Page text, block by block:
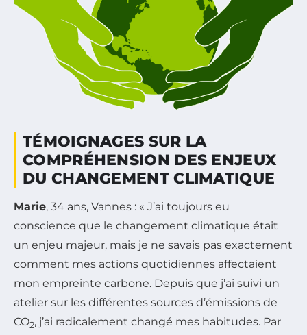
TÉMOIGNAGES SUR LA
COMPRÉHENSION DES ENJEUX
DU CHANGEMENT CLIMATIQUE
Marie, 34 ans, Vannes : « J’ai toujours eu
conscience que le changement climatique était
un enjeu majeur, mais je ne savais pas exactement
comment mes actions quotidiennes affectaient
mon empreinte carbone. Depuis que j’ai suivi un
atelier sur les différentes sources d’émissions de
CO2, j’ai radicalement changé mes habitudes. Par